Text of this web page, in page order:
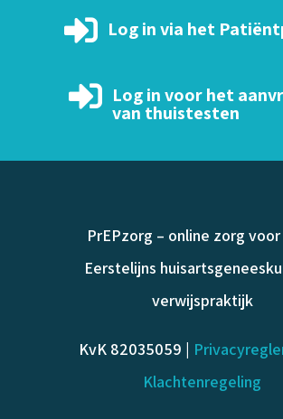
 Log in via het
 Log in voor het
van thuistesten
PrEPzorg – online zorg voor
Eerstelijns
verwijspraktijk
KvK 82035059 |
Klachtenregeling